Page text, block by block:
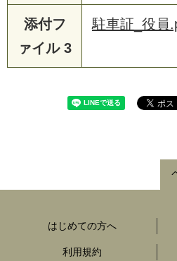
添付フ
ァイル 3
駐車証_役員
はじめての方へ
利用規約